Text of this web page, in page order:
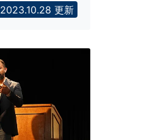
2023.10.28 更新